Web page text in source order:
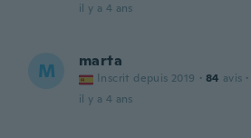
il y a 4 ans
M marta
Inscrit depuis 2019 · 84 avis ·
il y a 4 ans